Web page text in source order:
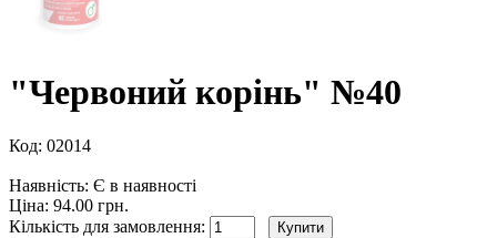
"Червоний корінь" №40
Код: 02014
Наявність: Є в наявності
Ціна: 94.00 грн.
Кількість для замовлення: